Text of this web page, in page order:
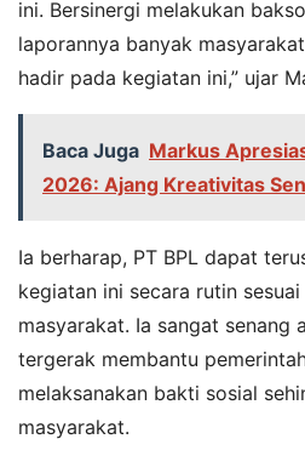
ini. Bersinergi melakukan
laporannya banyak
hadir pada kegiatan ini,” ujar
Baca Juga Markus
2026: Ajang Kreativitas
Ia berharap, PT BPL dapat
kegiatan ini secara rutin
masyarakat. Ia sangat senang
tergerak membantu
melaksanakan bakti sosial
masyarakat.